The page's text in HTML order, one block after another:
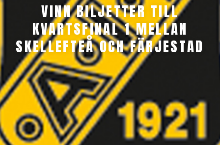
VINN BILJETTER TILL
KVARTSFINAL 1 MELLAN
SKELLEFTEÅ OCH FÄRJESTAD